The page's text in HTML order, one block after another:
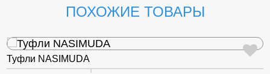
ПОХОЖИЕ ТОВАРЫ
Туфли NASIMUDA